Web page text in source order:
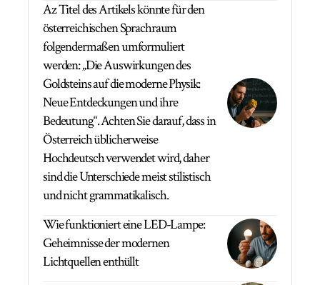
Az Titel des Artikels könnte für den
österreichischen Sprachraum
folgendermaßen umformuliert
werden: „Die Auswirkungen des
Goldsteins auf die moderne Physik:
Neue Entdeckungen und ihre
Bedeutung“. Achten Sie darauf, dass in
Österreich üblicherweise
Hochdeutsch verwendet wird, daher
sind die Unterschiede meist stilistisch
und nicht grammatikalisch.
Wie funktioniert eine LED-Lampe:
Geheimnisse der modernen
Lichtquellen enthüllt